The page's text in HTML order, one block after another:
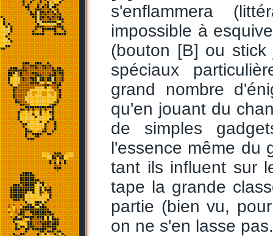
s'enflammera
impossible à
(bouton [B] ou
spéciaux
grand nombre
qu'en jouant du
de simples
l'essence même du
tant ils influent sur
tape la grande
partie (bien vu,
on ne s'en lasse pas.